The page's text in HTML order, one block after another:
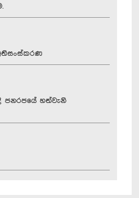
ජනරජයේ හත්වැනි